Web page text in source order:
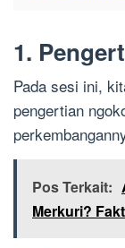
1.
Pada sesi ini,
pengertian
Pos Terkait:
Merkuri?